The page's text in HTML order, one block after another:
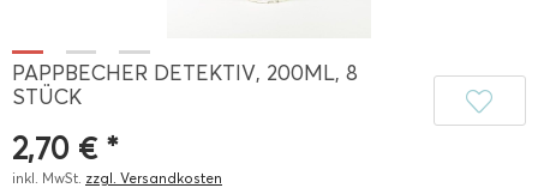
PAPPBECHER DETEKTIV, 200ML, 8
STÜCK
2,70 € *
inkl. MwSt. zzgl. Versandkosten